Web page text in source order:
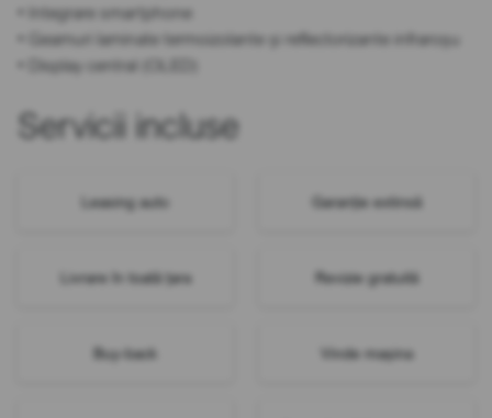
• Integrare smartphone
• Geamuri laminate termoizolante și reflectorizante infraroșu
• Display central (OLED)
Servicii incluse
Leasing auto Garanție extinsă
Livrare în toată țara Revizie gratuită
Buy-back Vinde mașina